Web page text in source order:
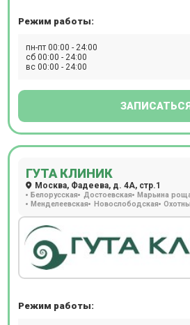
Режим работы:
пн-пт 00:00 - 24:00
сб 00:00 - 24:00
вс 00:00 - 24:00
ГУТА КЛИНИК
Москва, Фадеева, д. 4А, стр.1
Белорусская Достоевская Марьина
Менделеевская Новослободская
Режим работы: